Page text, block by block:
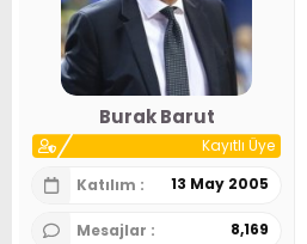
t
a
r
i
h
i
Burak Barut
Kayıtlı Üye
Katılım
13 May 2005
Mesajlar 8,169